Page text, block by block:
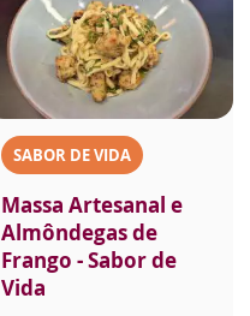
SABOR DE VIDA
Massa Artesanal e
Almôndegas de
Frango - Sabor de
Vida